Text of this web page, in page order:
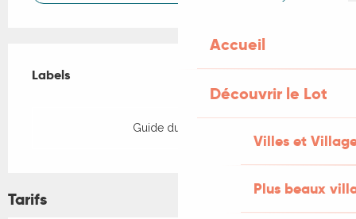
Accueil
Découvrir le Lot
Villes et
Plus beaux
Labels
Labels
Guide du Routard
Tarifs